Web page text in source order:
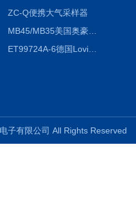
ZC-Q便携大气采样器
MB45/MB35美国奥豪斯OHAUS MB45/MB35卤素红外水分测定仪
ET99724A-6德国Lovibond ET99724A-6微电脑BOD测定仪
电子有限公司 All Rights